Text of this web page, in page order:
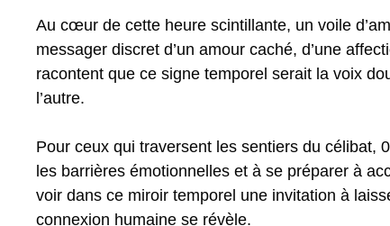
Au cœur de cette heure scintillante, un voile
messager discret d’un amour caché, d’une
racontent que ce signe temporel serait la voix
l’autre.
Pour ceux qui traversent les sentiers du célibat,
les barrières émotionnelles et à se préparer à
voir dans ce miroir temporel une invitation à
connexion humaine se révèle.